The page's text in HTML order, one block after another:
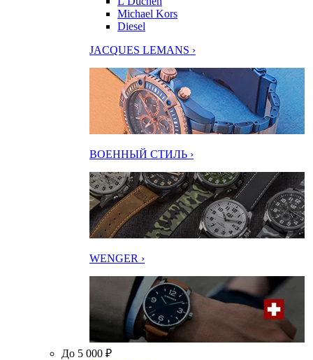
Michael Kors
Diesel
JACQUES LEMANS ›
ВОЕННЫЙ СТИЛЬ ›
WENGER ›
До 5 000 ₽